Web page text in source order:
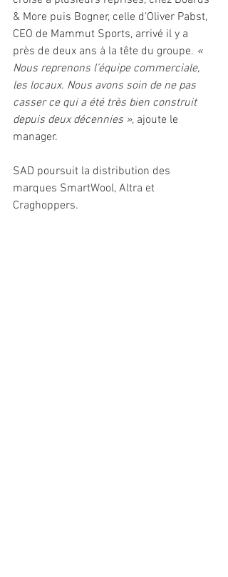
& More puis Bogner, celle d’Oliver Pabst,
CEO de Mammut Sports, arrivé il y a
près de deux ans à la tête du groupe. «
Nous reprenons l’équipe commerciale,
les locaux. Nous avons soin de ne pas
casser ce qui a été très bien construit
depuis deux décennies », ajoute le
manager.
SAD poursuit la distribution des
marques SmartWool, Altra et
Craghoppers.